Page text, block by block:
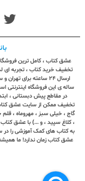
عشق کتاب ، کامل ترین
تخفیف خرید کتاب ، تجربه ای
ارسال ٢٤ ساعته برای
ساله ی این فروشگاه اینترنتی
در مقاطع پیش دبستانی ،
تخفیف ممکن از سایت عشق
گاج ، خیلی سبز ، مهروماه ، قلم
، کلاغ سپید ، و ...) با عشق
به کتاب های کمک آموزشی را
عشق کتاب زمان ندارد! ما